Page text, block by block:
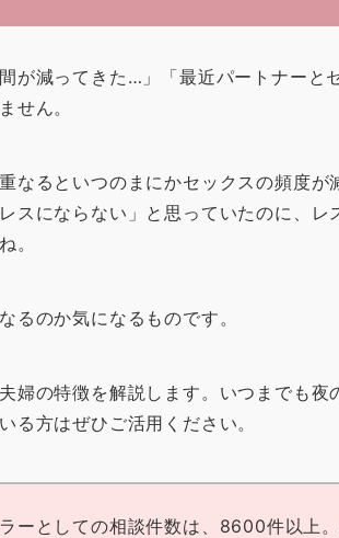
が減ってきた…」「最近パートナーと
せん。
なるといつのまにかセックスの頻度が
スにならない」と思っていたのに、レ
。
るのか気になるものです。
婦の特徴を解説します。いつまでも夜
る方はぜひご活用ください。
ーとしての相談件数は、8600件以上